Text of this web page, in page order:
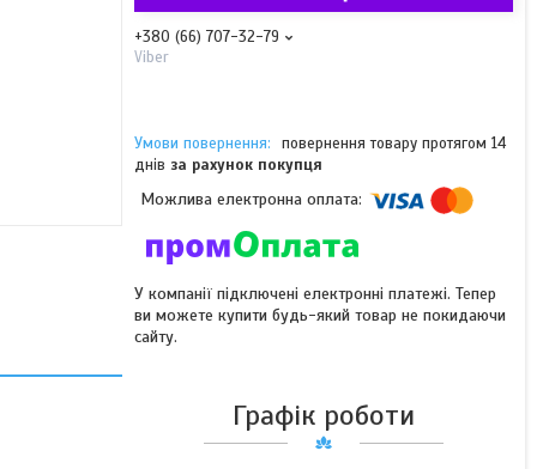
+380 (66) 707-32-79
Viber
повернення товару протягом 14
днів за рахунок покупця
У компанії підключені електронні платежі. Тепер
ви можете купити будь-який товар не покидаючи
сайту.
Графік роботи